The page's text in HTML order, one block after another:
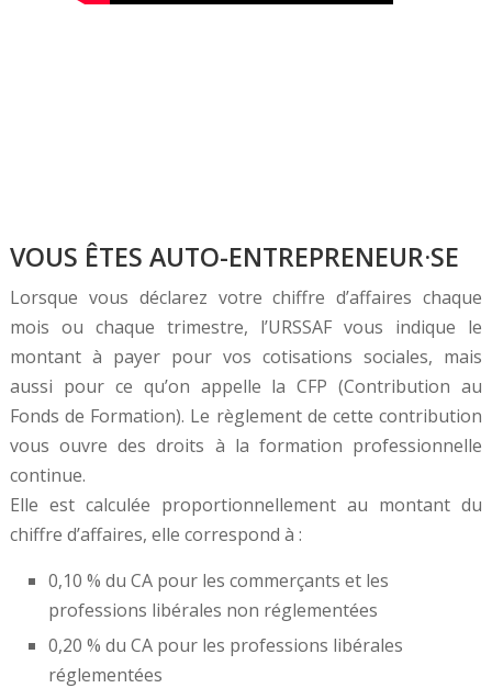
VOUS ÊTES AUTO-ENTREPRENEUR·SE
Lorsque vous déclarez votre chiffre d’affaires chaque
mois ou chaque trimestre, l’URSSAF vous indique le
montant à payer pour vos cotisations sociales, mais
aussi pour ce qu’on appelle la CFP (Contribution au
Fonds de Formation). Le règlement de cette contribution
vous ouvre des droits à la formation professionnelle
continue.
Elle est calculée proportionnellement au montant du
chiffre d’affaires, elle correspond à :
0,10 % du CA pour les commerçants et les
professions libérales non réglementées
0,20 % du CA pour les professions libérales
réglementées